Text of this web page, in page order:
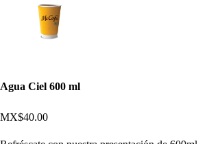
Agua Ciel 600 ml
MX$40.00